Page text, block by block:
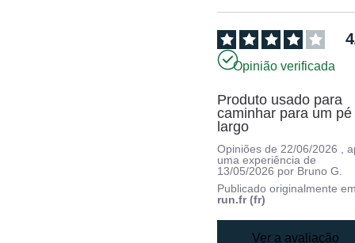
4
Opinião verificada
Produto usado para
caminhar para um pé
largo
Opiniões de 22/06/2026
,
uma experiência de
13/05/2026 por Bruno G.
Publicado originalmente
run.fr (fr)
Ver a avaliação